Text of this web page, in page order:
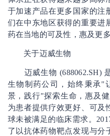
于加速产品在更多国家的注
们在中东地区获得的重要进
药在当地的可及性，惠及更
关于迈威生物
迈威生物 (688062.SH)
生物制药公司，始终秉承"
景，践行"探索生命，惠及
为患者提供疗效更好、可及
球未被满足的临床需求。
了以抗体药物靶点发现与分